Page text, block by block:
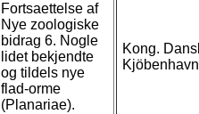
Fortsaettelse af
Nye zoologiske
bidrag 6. Nogle
lidet bekjendte
og tildels nye
flad-orme
(Planariae).
Kong.